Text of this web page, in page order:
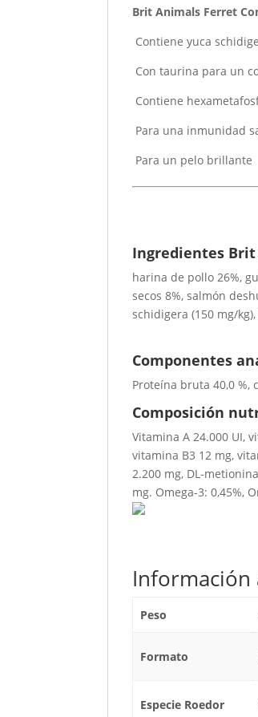
Brit Animals Ferret
Contiene yuca
Con taurina para un
Contiene
Para una inmunidad
Para un pelo brillante
Ingredientes
harina de pollo 26%,
secos 8%, salmón
schidigera (150 mg/
Componentes
Proteína bruta 40,0 %,
Composición
Vitamina A 24.000 UI,
vitamina B3 12 mg,
2.200 mg, DL-
mg. Omega-3: 0,45%,
Información
Peso
Formato
Especie Roedor